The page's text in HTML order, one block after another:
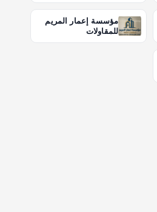
مؤسسة إعمار المريم
للمقاولات